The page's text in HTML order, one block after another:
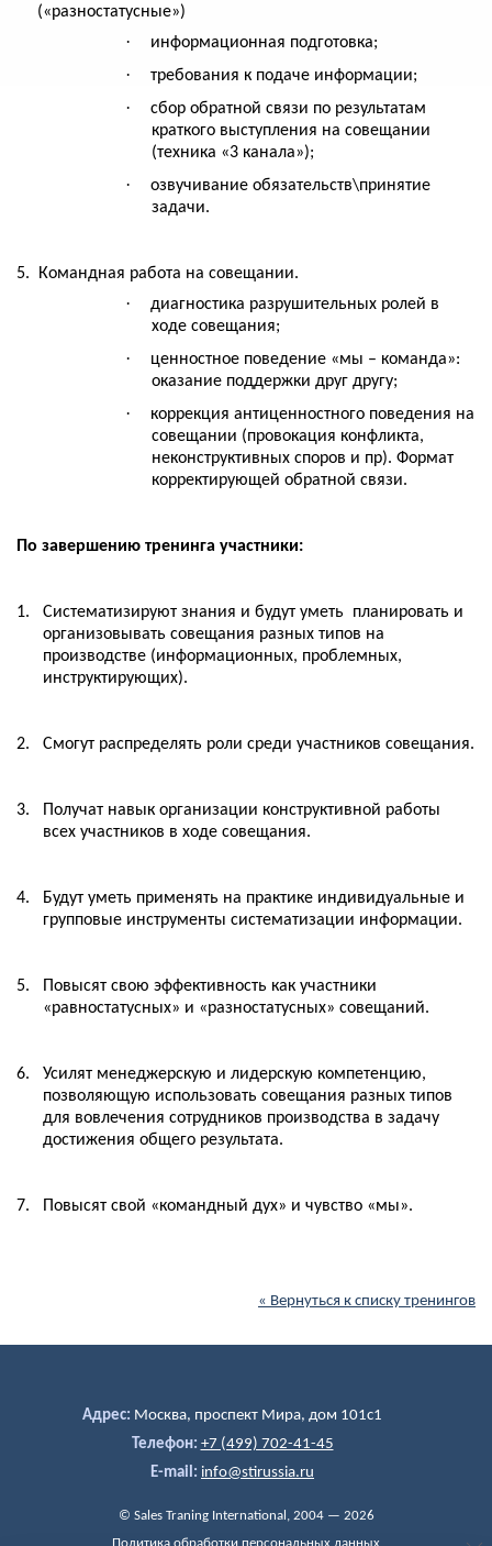
(«разностатусные»)
· информационная подготовка;
· требования к подаче информации;
·
сбор обратной связи по результатам
краткого выступления на совещании
(техника «3 канала»);
·
озвучивание обязательств\принятие
задачи.
5. Командная работа на совещании.
·
диагностика разрушительных ролей в
ходе совещания;
·
ценностное поведение «мы – команда»:
оказание поддержки друг другу;
·
коррекция антиценностного поведения на
совещании (провокация конфликта,
неконструктивных споров и пр). Формат
корректирующей обратной связи.
По завершению тренинга участники:
1. Систематизируют знания и будут уметь
планировать и
организовывать совещания разных типов на
производстве (информационных, проблемных,
инструктирующих).
2. Смогут распределять роли среди участников совещания.
3.
Получат навык организации конструктивной работы
всех участников в ходе совещания.
4.
Будут уметь применять на практике индивидуальные и
групповые инструменты систематизации информации.
5.
Повысят свою эффективность как участники
«равностатусных» и «разностатусных» совещаний.
6.
Усилят менеджерскую и лидерскую компетенцию,
позволяющую использовать совещания разных типов
для вовлечения сотрудников производства в задачу
достижения общего результата.
7. Повысят свой «командный дух» и чувство «мы».
« Вернуться к списку тренингов
Адрес: Москва, проспект Мира, дом 101c1
Телефон: +7 (499) 702-41-45
E-mail: info@stirussia.ru
© Sales Traning International, 2004 — 2026